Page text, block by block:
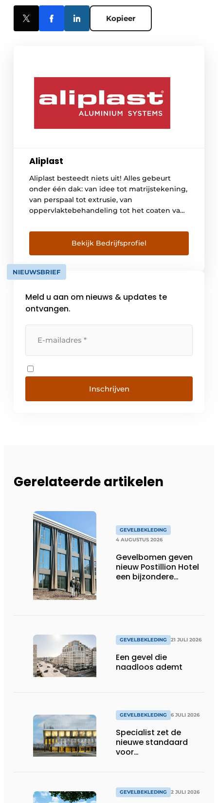
Kopieer
Aliplast
Aliplast besteedt niets uit! Alles gebeurt
onder één dak: van idee tot matrijstekening,
van perspaal tot extrusie, van
oppervlaktebehandeling tot het coaten van
het verzorgen van het transport naar
fabrikanten van ramen, deuren, veranda’s,
schuifsystemen en gordijngevels in België,
Frankrijk, Nederland, Duitsland, Zwitserland,
Zweden, Denemarken, Noorwegen en
Bekijk Bedrijfsprofiel
NIEUWSBRIEF
Meld u aan om nieuws & updates te
ontvangen.
Inschrijven
Gerelateerde artikelen
GEVELBEKLEDING
4 AUGUSTUS 2026
Gevelbomen geven
nieuw Postillion Hotel
een bijzondere
GEVELBEKLEDING 21 JULI 2026
Een gevel die
naadloos ademt
GEVELBEKLEDING 6 JULI 2026
Specialist zet de
nieuwe standaard
voor
GEVELBEKLEDING 2 JULI 2026